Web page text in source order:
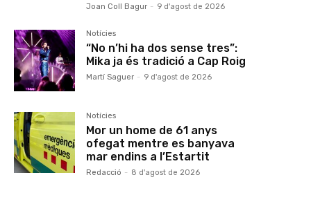
Joan Coll Bagur - 9 d'agost de 2026
Notícies
“No n’hi ha dos sense tres”:
Mika ja és tradició a Cap Roig
Martí Saguer - 9 d'agost de 2026
Notícies
Mor un home de 61 anys
ofegat mentre es banyava
mar endins a l’Estartit
Redacció - 8 d'agost de 2026